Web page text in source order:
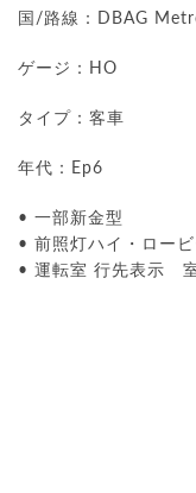
国/路線：DBAG
ゲージ：HO
タイプ：客車
年代：Ep6
• 一部新金型
• 前照灯ハイ・ロー
• 運転室 行先表示